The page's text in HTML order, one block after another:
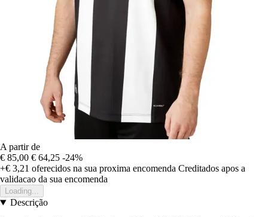
A partir de
€ 85,00 € 64,25 -24%
+€ 3,21 oferecidos na sua proxima encomenda Creditados apos a
validacao da sua encomenda
Loading...
Descrição